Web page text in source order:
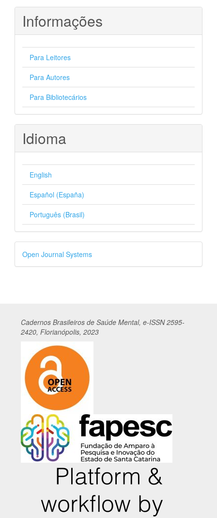
Informações
Para Leitores
Para Autores
Para Bibliotecários
Idioma
English
Español (España)
Português (Brasil)
Desenvolvido
por
Open Journal Systems
Cadernos Brasileiros de Saúde Mental, e-ISSN 2595-
2420, Florianópolis, 2023